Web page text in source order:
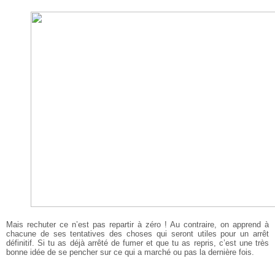
Mais rechuter ce n’est pas repartir à zéro ! Au contraire, on apprend à
chacune de ses tentatives des choses qui seront utiles pour un arrêt
définitif. Si tu as déjà arrêté de fumer et que tu as repris, c’est une très
bonne idée de se pencher sur ce qui a marché ou pas la dernière fois.